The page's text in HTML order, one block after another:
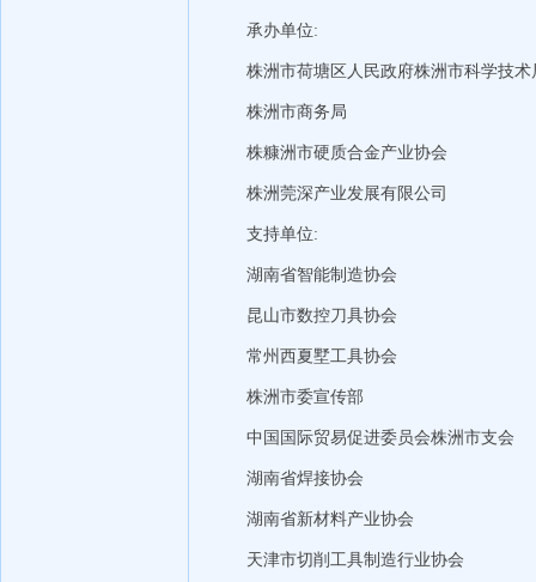
承办单位:
株洲市荷塘区人民政府株洲市科学技
株洲市商务局
株糠洲市硬质合金产业协会
株洲莞深产业发展有限公司
支持单位:
湖南省智能制造协会
昆山市数控刀具协会
常州西夏墅工具协会
株洲市委宣传部
中国国际贸易促进委员会株洲市支会
湖南省焊接协会
湖南省新材料产业协会
天津市切削工具制造行业协会